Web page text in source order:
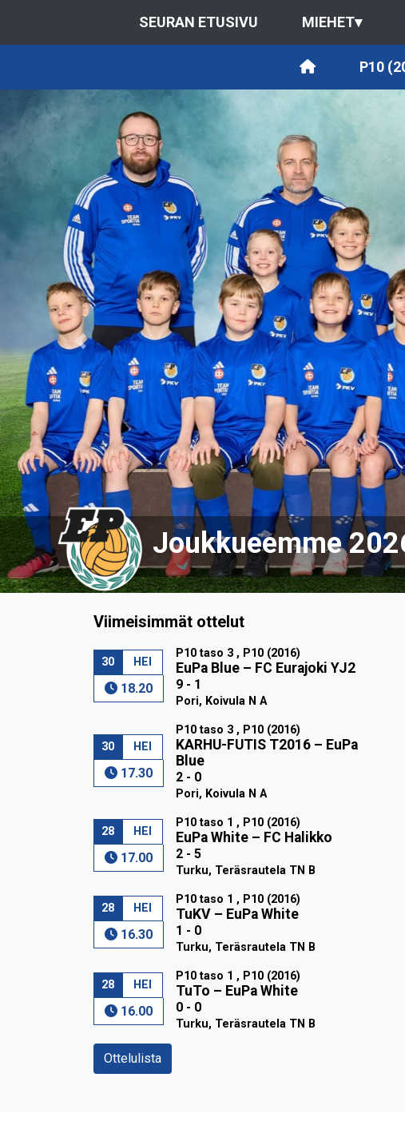
SEURAN ETUSIVU MIEHET▾
P10
Joukkueemme
Previous
Viimeisimmät ottelut
30 HEI
18.20
P10 taso 3 , P10 (2016)
EuPa Blue– FC Eurajoki YJ2
9 - 1
Pori, Koivula N A
30 HEI
17.30
P10 taso 3 , P10 (2016)
KARHU-FUTIS T2016– EuPa
Blue
2 - 0
Pori, Koivula N A
28 HEI
17.00
P10 taso 1 , P10 (2016)
EuPa White– FC Halikko
2 - 5
Turku, Teräsrautela TN B
28 HEI
16.30
P10 taso 1 , P10 (2016)
TuKV– EuPa White
1 - 0
Turku, Teräsrautela TN B
28 HEI
16.00
P10 taso 1 , P10 (2016)
TuTo – EuPa White
0 - 0
Turku, Teräsrautela TN B
Ottelulista